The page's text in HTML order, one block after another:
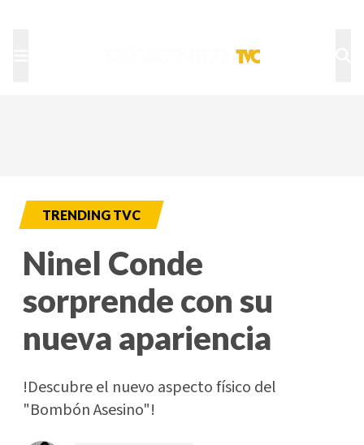
TRENDING TVC
Ninel Conde
sorprende con su
nueva apariencia
!Descubre el nuevo aspecto físico del
"Bombón Asesino"!